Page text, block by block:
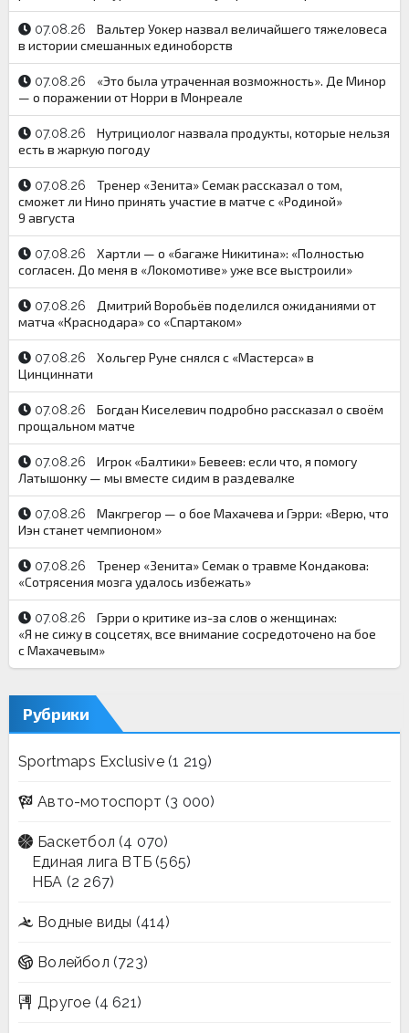
07.08.26
Вальтер Уокер назвал величайшего тяжеловеса
в истории смешанных единоборств
07.08.26
«Это была утраченная возможность». Де Минор
— о поражении от Норри в Монреале
07.08.26
Нутрициолог назвала продукты, которые нельзя
есть в жаркую погоду
07.08.26
Тренер «Зенита» Семак рассказал о том,
сможет ли Нино принять участие в матче с «Родиной»
9 августа
07.08.26
Хартли — о «багаже Никитина»: «Полностью
согласен. До меня в «Локомотиве» уже все выстроили»
07.08.26
Дмитрий Воробьёв поделился ожиданиями от
матча «Краснодара» со «Спартаком»
07.08.26
Хольгер Руне снялся с «Мастерса» в
Цинциннати
07.08.26
Богдан Киселевич подробно рассказал о своём
прощальном матче
07.08.26
Игрок «Балтики» Бевеев: если что, я помогу
Латышонку — мы вместе сидим в раздевалке
07.08.26
Макгрегор — о бое Махачева и Гэрри: «Верю, что
Иэн станет чемпионом»
07.08.26
Тренер «Зенита» Семак о травме Кондакова:
«Сотрясения мозга удалось избежать»
07.08.26
Гэрри о критике из-за слов о женщинах:
«Я не сижу в соцсетях, все внимание сосредоточено на бое
с Махачевым»
Рубрики
Sportmaps Exclusive(1 219)
Авто-мотоспорт (3 000)
Баскетбол (4 070)
Единая лига ВТБ (565)
НБА (2 267)
Водные виды (414)
Волейбол (723)
Другое (4 621)